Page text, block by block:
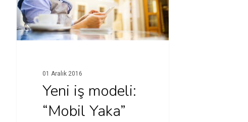
01 Aralık 2016
Yeni iş modeli:
“Mobil Yaka”